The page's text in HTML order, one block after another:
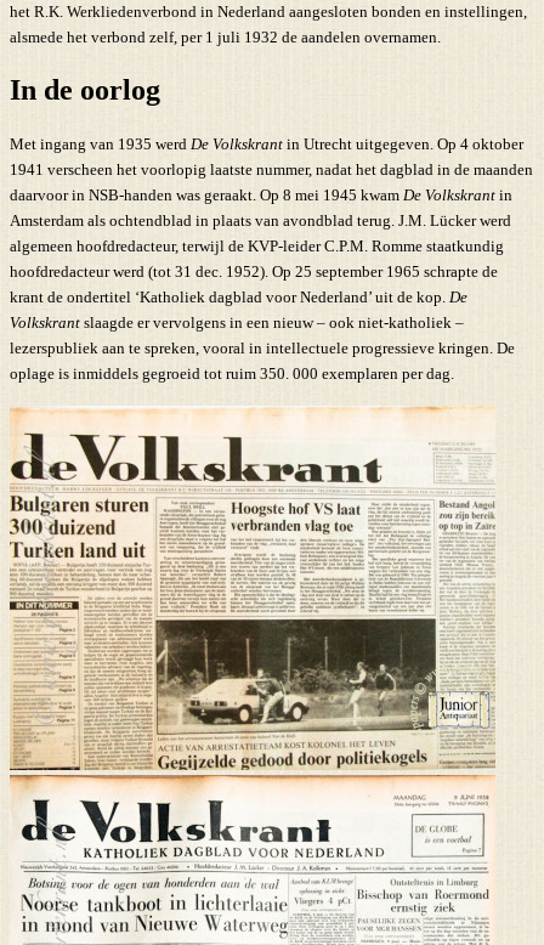
het R.K. Werkliedenverbond in Nederland aangesloten bonden en instellingen,
alsmede het verbond zelf, per 1 juli 1932 de aandelen overnamen.
In de oorlog
Met ingang van 1935 werd De Volkskrant in Utrecht uitgegeven. Op 4 oktober
1941 verscheen het voorlopig laatste nummer, nadat het dagblad in de maanden
daarvoor in NSB-handen was geraakt. Op 8 mei 1945 kwam De Volkskrant in
Amsterdam als ochtendblad in plaats van avondblad terug. J.M. Lücker werd
algemeen hoofdredacteur, terwijl de KVP-leider C.P.M. Romme staatkundig
hoofdredacteur werd (tot 31 dec. 1952). Op 25 september 1965 schrapte de
krant de ondertitel ‘Katholiek dagblad voor Nederland’ uit de kop. De
Volkskrant slaagde er vervolgens in een nieuw – ook niet-katholiek –
lezerspubliek aan te spreken, vooral in intellectuele progressieve kringen. De
oplage is inmiddels gegroeid tot ruim 350. 000 exemplaren per dag.